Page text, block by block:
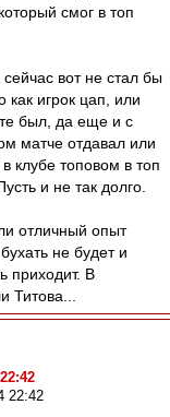
смог в топ
вот не стал бы
как игрок цап, или
был, да еще и с
матче отдавал или
клубе топовом в топ
и не так долго.
отличный опыт
не будет и
приходит. В
22:42